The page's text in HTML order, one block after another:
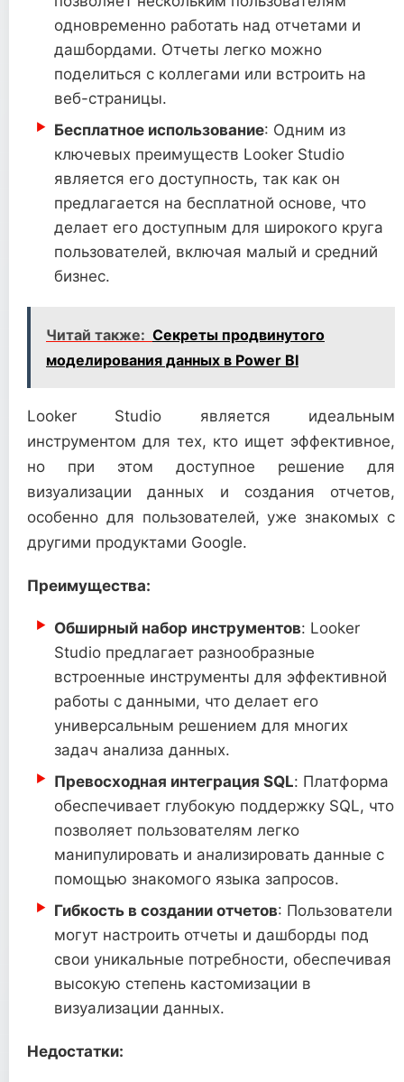
одновременно работать над отчетами и
дашбордами. Отчеты легко можно
поделиться с коллегами или встроить на
веб-страницы.
Бесплатное использование: Одним из
ключевых преимуществ Looker Studio
является его доступность, так как он
предлагается на бесплатной основе, что
делает его доступным для широкого круга
пользователей, включая малый и средний
бизнес.
Читай также: Секреты продвинутого
моделирования данных в Power BI
Looker Studio является идеальным
инструментом для тех, кто ищет эффективное,
но при этом доступное решение для
визуализации данных и создания отчетов,
особенно для пользователей, уже знакомых с
другими продуктами Google.
Преимущества:
Обширный набор инструментов: Looker
Studio предлагает разнообразные
встроенные инструменты для эффективной
работы с данными, что делает его
универсальным решением для многих
задач анализа данных.
Превосходная интеграция SQL: Платформа
обеспечивает глубокую поддержку SQL, что
позволяет пользователям легко
манипулировать и анализировать данные с
помощью знакомого языка запросов.
Гибкость в создании отчетов: Пользователи
могут настроить отчеты и дашборды под
свои уникальные потребности, обеспечивая
высокую степень кастомизации в
визуализации данных.
Недостатки: